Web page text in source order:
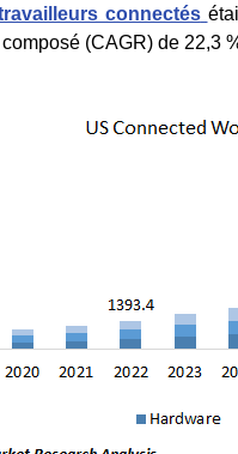
connectés
(CAGR) de 22,3